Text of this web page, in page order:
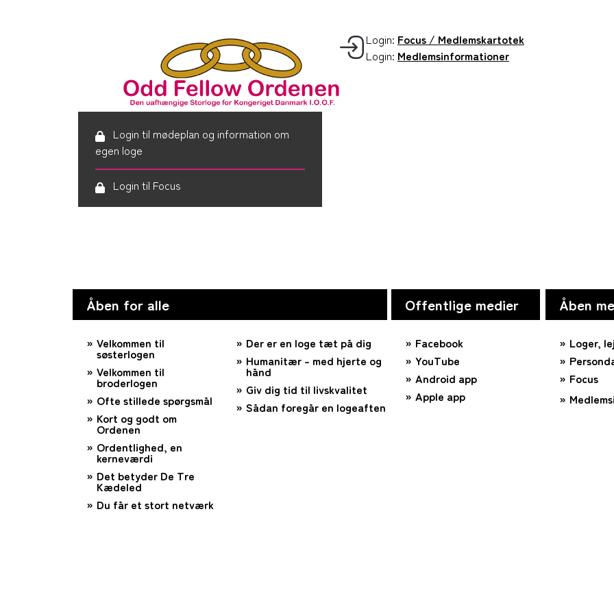
Login: Focus / Medlemskartotek
Login: Medlemsinformationer
Login til mødeplan og information om
egen loge
Login til Focus
Åben for alle
Velkommen til
søsterlogen
Velkommen til
broderlogen
Ofte stillede spørgsmål
Kort og godt om
Ordenen
Ordentlighed, en
kerneværdi
Det betyder De Tre
Kædeled
Du får et stort netværk
Der er en loge tæt på dig
Humanitær – med hjerte og
hånd
Giv dig tid til livskvalitet
Sådan foregår en logeaften
Offentlige medier
Facebook
YouTube
Android app
Apple app
Åben
Loger,
Focus